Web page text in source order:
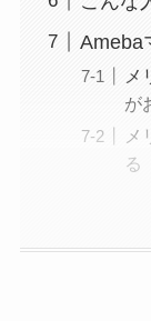
Ameba
メ
が
る